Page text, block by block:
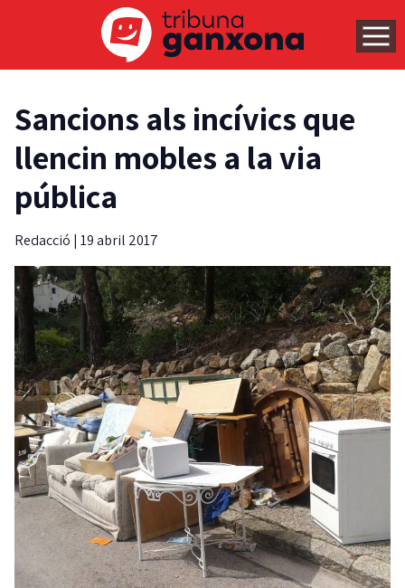
Sancions als incívics que
llencin mobles a la via
pública
Redacció | 19 abril 2017